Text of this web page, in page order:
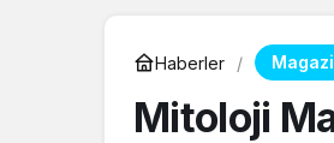
Haberler
Mitoloji